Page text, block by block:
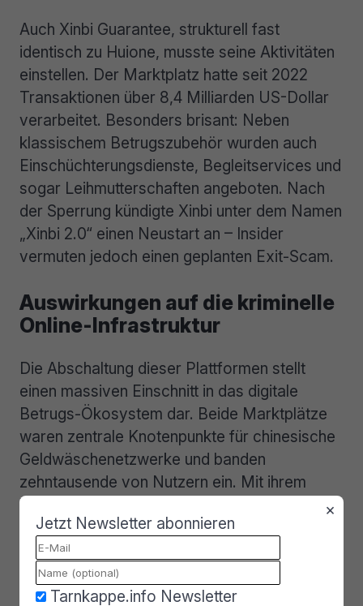
Auch Xinbi Guarantee, strukturell fast
identisch zu Huione, musste seine Aktivitäten
einstellen. Der Marktplatz hatte seit 2022
Transaktionen über 8,4 Milliarden US-Dollar
verarbeitet. Besonders brisant: Neben
klassischem Betrugszubehör wurden auch
Einschüchterungsdienste, Begleitservices und
sogar Leihmutterschaften angeboten. Nach
der Sperrung kündigte Xinbi unter dem Namen
„Xinbi 2.0“ einen Neustart an – Insider
vermuten jedoch einen geplanten Exit-Scam.
Auswirkungen auf die kriminelle
Online-Infrastruktur
Die Abschaltung dieser Plattformen stellt
einen massiven Einschnitt in das digitale
Betrugs-Ökosystem dar. Beide Marktplätze
waren zentrale Knotenpunkte für chinesische
Geldwäschenetzwerke und banden
zehntausende von Nutzern ein. Mit ihrem
Transaktionsvolumen erzielten die beiden
Märkte über 35 Milliarden US-Dollar. Damit
übertrafen sie im direkten Vergleich gemäß
Elliptic:
×
Jetzt Newsletter abonnieren
Tarnkappe.info Newsletter